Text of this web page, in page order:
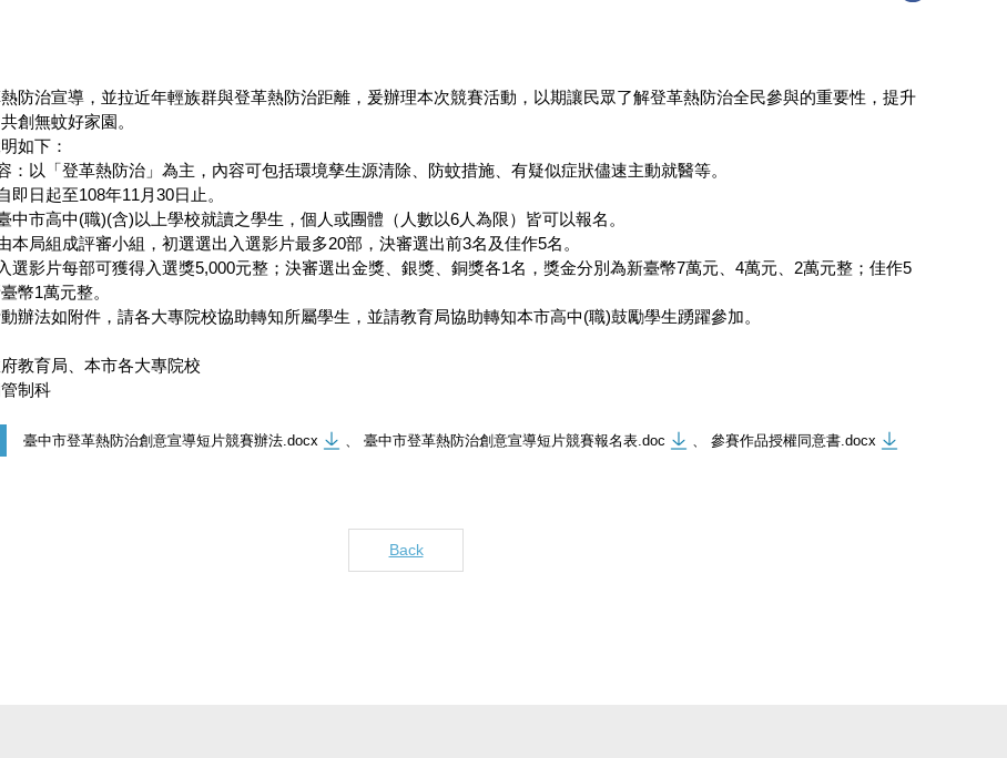
防治宣導，並拉近年輕族群與登革熱防治距離，爰辦理本次競賽活動，以期讓民眾了解登革熱防治全民參與的重要性，提升
創無蚊好家園。
如下：
：以「登革熱防治」為主，內容可包括環境孳生源清除、防蚊措施、有疑似症狀儘速主動就醫等。
即日起至108年11月30日止。
中市高中(職)(含)以上學校就讀之學生，個人或團體（人數以6人為限）皆可以報名。
本局組成評審小組，初選選出入選影片最多20部，決審選出前3名及佳作5名。
選影片每部可獲得入選獎5,000元整；決審選出金獎、銀獎、銅獎各1名，獎金分別為新臺幣7萬元、4萬元、2萬元整；佳作5
幣1萬元整。
辦法如附件，請各大專院校協助轉知所屬學生，並請教育局協助轉知本市高中(職)鼓勵學生踴躍參加。
教育局、本市各大專院校
制科
臺中市登革熱防治創意宣導短片競賽辦法.docx 、 臺中市登革熱防治創意宣導短片競賽報名表.doc 、 參賽作品授權同意書.docx
Back